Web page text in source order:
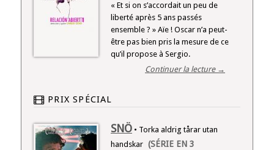
« Et si on s’accordait un peu de
liberté après 5 ans passés
ensemble ? » Aïe ! Oscar n’a peut-
être pas bien pris la mesure de ce
qu’il propose à Sergio.
Continuer la lecture →
PRIX SPÉCIAL
SNÖ • Torka aldrig tårar utan
handskar (SÉRIE EN 3